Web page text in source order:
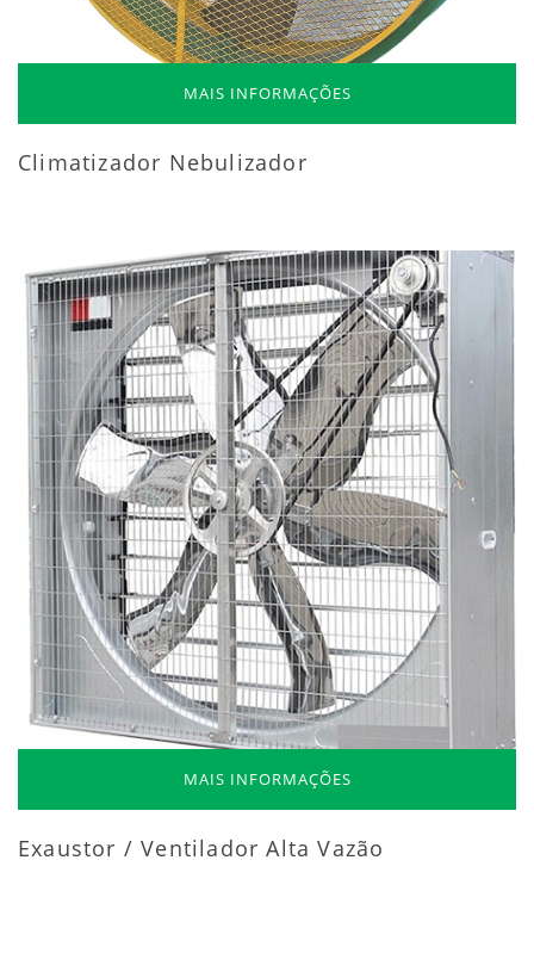
MAIS INFORMAÇÕES
Climatizador Nebulizador
MAIS INFORMAÇÕES
Exaustor / Ventilador Alta Vazão